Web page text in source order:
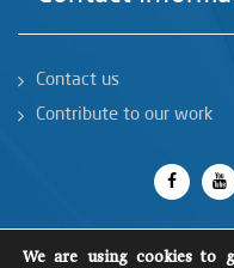
Contact us
Contribute to our work
We are using cookies to